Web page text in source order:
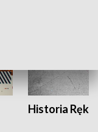
Historia Ręką